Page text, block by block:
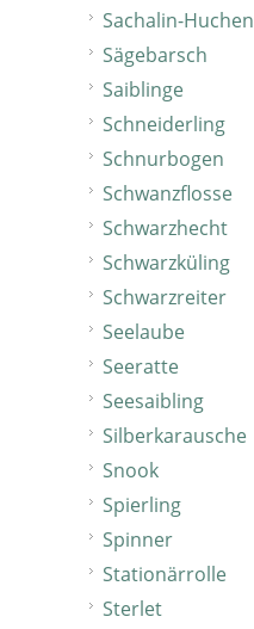
Sachalin-Huchen
Sägebarsch
Saiblinge
Schneiderling
Schnurbogen
Schwanzflosse
Schwarzhecht
Schwarzküling
Schwarzreiter
Seelaube
Seeratte
Seesaibling
Silberkarausche
Snook
Spierling
Spinner
Stationärrolle
Sterlet